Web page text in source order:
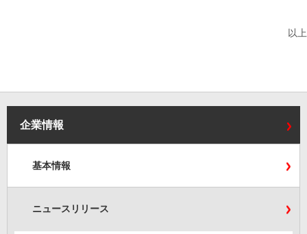
以上
企業情報
基本情報
ニュースリリース